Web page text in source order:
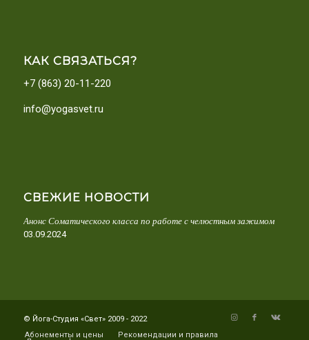
КАК СВЯЗАТЬСЯ?
+7 (863) 20-11-220
info@yogasvet.ru
СВЕЖИЕ НОВОСТИ
Анонс Соматического класса по работе с челюстным зажимом
03.09.2024
© Йога-Студия «Свет» 2009 - 2022
Абонементы и цены
Рекомендации и правила